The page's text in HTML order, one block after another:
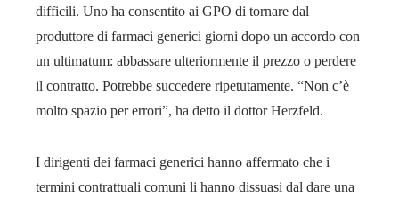
difficili. Uno ha consentito ai GPO di tornare dal
produttore di farmaci generici giorni dopo un accordo con
un ultimatum: abbassare ulteriormente il prezzo o perdere
il contratto. Potrebbe succedere ripetutamente. “Non c’è
molto spazio per errori”, ha detto il dottor Herzfeld.
I dirigenti dei farmaci generici hanno affermato che i
termini contrattuali comuni li hanno dissuasi dal dare una